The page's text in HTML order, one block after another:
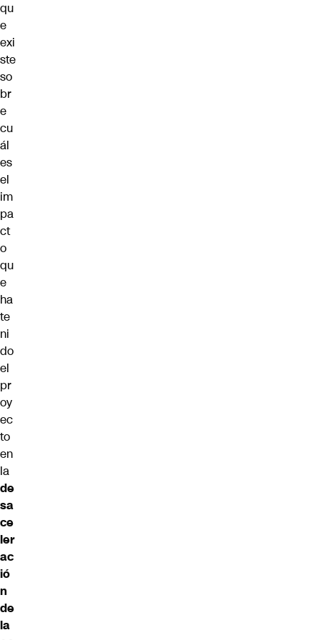
qu
e
exi
ste
so
br
e
cu
ál
es
el
im
pa
ct
o
qu
e
ha
te
ni
do
el
pr
oy
ec
to
en
la
de
sa
ce
ler
ac
ió
n
de
la